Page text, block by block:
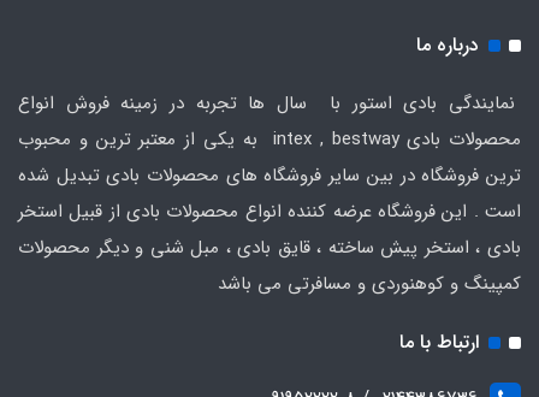
درباره ما
نمایندگی بادی استور با سال ها تجربه در زمینه فروش انواع
محصولات بادی intex , bestway به یکی از معتبر ترین و محبوب
ترین فروشگاه در بین سایر فروشگاه های محصولات بادی تبدیل شده
است . این فروشگاه عرضه کننده انواع محصولات بادی از قبیل استخر
بادی ، استخر پیش ساخته ، قایق بادی ، مبل شنی و دیگر محصولات
کمپینگ و کوهنوردی و مسافرتی می باشد
ارتباط با ما